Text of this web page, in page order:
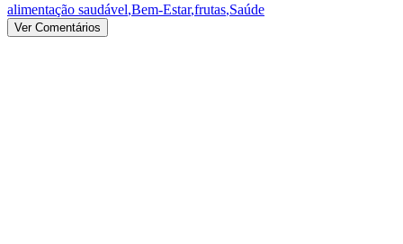
alimentação saudável,Bem-Estar,frutas,Saúde
Ver Comentários